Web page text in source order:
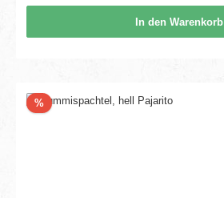
In den Warenkorb
%Rabatt